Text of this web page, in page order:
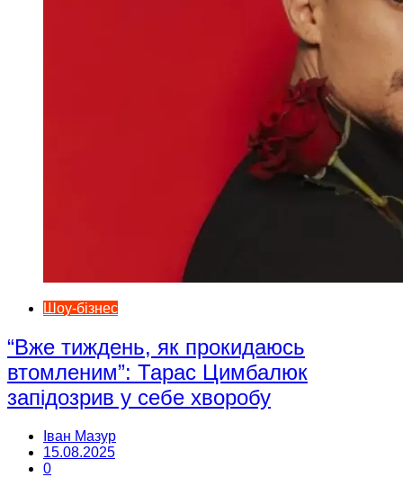
Шоу-бізнес
“Вже тиждень, як прокидаюсь
втомленим”: Тарас Цимбалюк
запідозрив у себе хворобу
Іван Мазур
15.08.2025
0